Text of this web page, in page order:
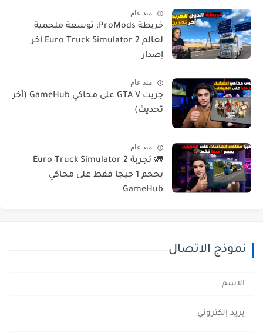
منذ عام
خريطة ProMods: توسعة ملحمية
لعالم Euro Truck Simulator 2 أخر
إصدار
منذ عام
جربت GTA V على محاكي GameHub (آخر
تحديث)
منذ عام
🚛 تجربة Euro Truck Simulator 2
بحجم 1 جيجا فقط على محاكي
GameHub
نموذج الاتصال